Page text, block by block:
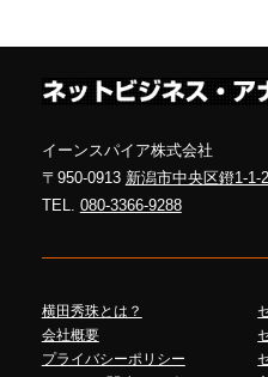
イーンスパイア株式会社
〒950-0913 新潟市中央区鐙1-1-
TEL. 080-3366-9288
横田秀珠とは？
会社概要
プライバシーポリシー